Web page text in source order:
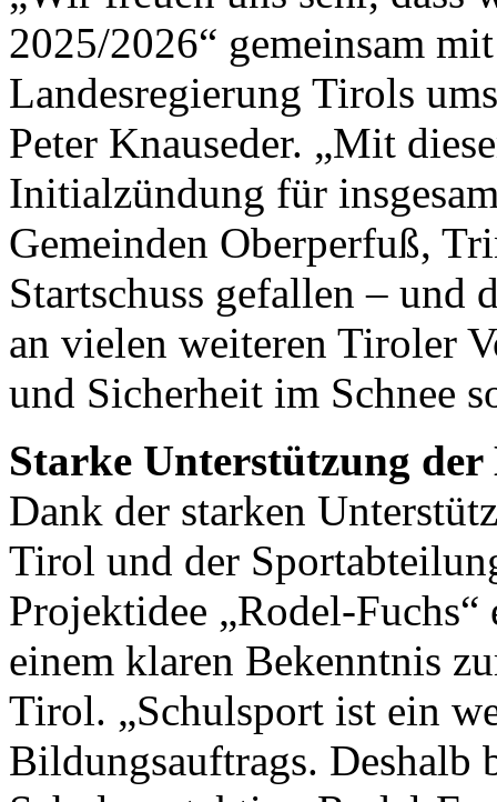
2025/2026“ gemeinsam
Landesregierung Tirols
Peter Knauseder. „Mit
Initialzündung für
Gemeinden Oberperfuß,
Startschuss gefallen – und
an vielen weiteren Tiroler
und Sicherheit im Schnee
Starke Unterstützung
Dank der starken
Tirol und der
Projektidee „Rodel-
einem klaren Bekenntnis
Tirol. „Schulsport ist ein
Bildungsauftrags. Deshalb